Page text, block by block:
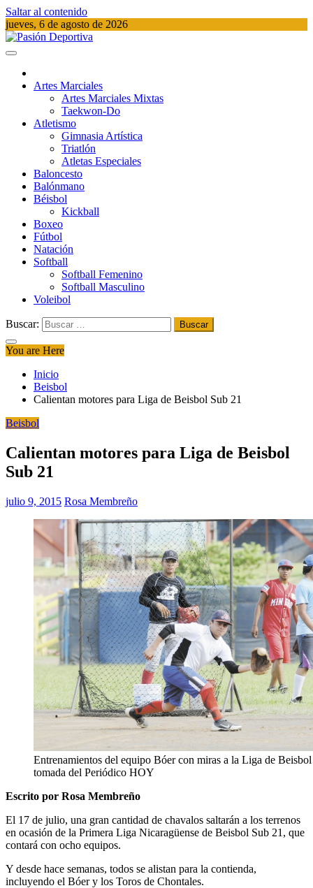
Saltar al contenido
jueves, 6 de agosto de 2026
Artes Marciales
Artes Marciales Mixtas
Taekwon-Do
Atletismo
Gimnasia Artística
Triatlón​
Atletas Especiales
Baloncesto
Balónmano
Béisbol
Kickball​
Boxeo
Fútbol
Natación​
Softball​
Softball​ Femenino
Softball​ Masculino
Voleibol​
Buscar:
You are Here
Inicio
Beisbol
Calientan motores para Liga de Beisbol Sub 21
Beisbol
Calientan motores para Liga de Beisbol
Sub 21
julio 9, 2015 Rosa Membreño
Entrenamientos del equipo Bóer con miras a la Liga de
tomada del Periódico HOY
Escrito por Rosa Membreño
El 17 de julio, una gran cantidad de chavalos saltarán a los terrenos
en ocasión de la Primera Liga Nicaragüense de Beisbol Sub 21, que
contará con ocho equipos.
Y desde hace semanas, todos se alistan para la contienda,
incluyendo el Bóer y los Toros de Chontales.